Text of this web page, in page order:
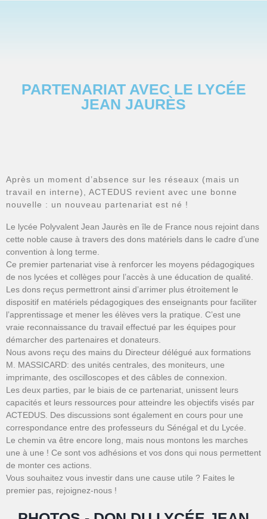
PARTENARIAT AVEC LE LYCÉE
JEAN JAURÈS
Après un moment d’absence sur les réseaux (mais un
travail en interne), ACTEDUS revient avec une bonne
nouvelle : un nouveau partenariat est né !
Le lycée Polyvalent Jean Jaurès en île de France nous rejoint dans
cette noble cause à travers des dons matériels dans le cadre d’une
convention à long terme.
Ce premier partenariat vise à renforcer les moyens pédagogiques
de nos lycées et collèges pour l’accès à une éducation de qualité.
Les dons reçus permettront ainsi d’arrimer plus étroitement le
dispositif en matériels pédagogiques des enseignants pour faciliter
l’apprentissage et mener les élèves vers la pratique. C’est une
vraie reconnaissance du travail effectué par les équipes pour
démarcher des partenaires et donateurs.
Nous avons reçu des mains du Directeur délégué aux formations
M. MASSICARD: des unités centrales, des moniteurs, une
imprimante, des oscilloscopes et des câbles de connexion.
Les deux parties, par le biais de ce partenariat, unissent leurs
capacités et leurs ressources pour atteindre les objectifs visés par
ACTEDUS. Des discussions sont également en cours pour une
correspondance entre des professeurs du Sénégal et du Lycée.
Le chemin va être encore long, mais nous montons les marches
une à une ! Ce sont vos adhésions et vos dons qui nous permettent
de monter ces actions.
Vous souhaitez vous investir dans une cause utile ? Faites le
premier pas, rejoignez-nous !